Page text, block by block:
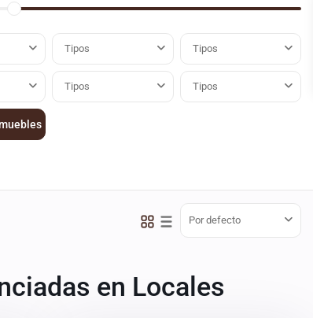
Tipos Tipos
Tipos Tipos
Por defecto
en Locales